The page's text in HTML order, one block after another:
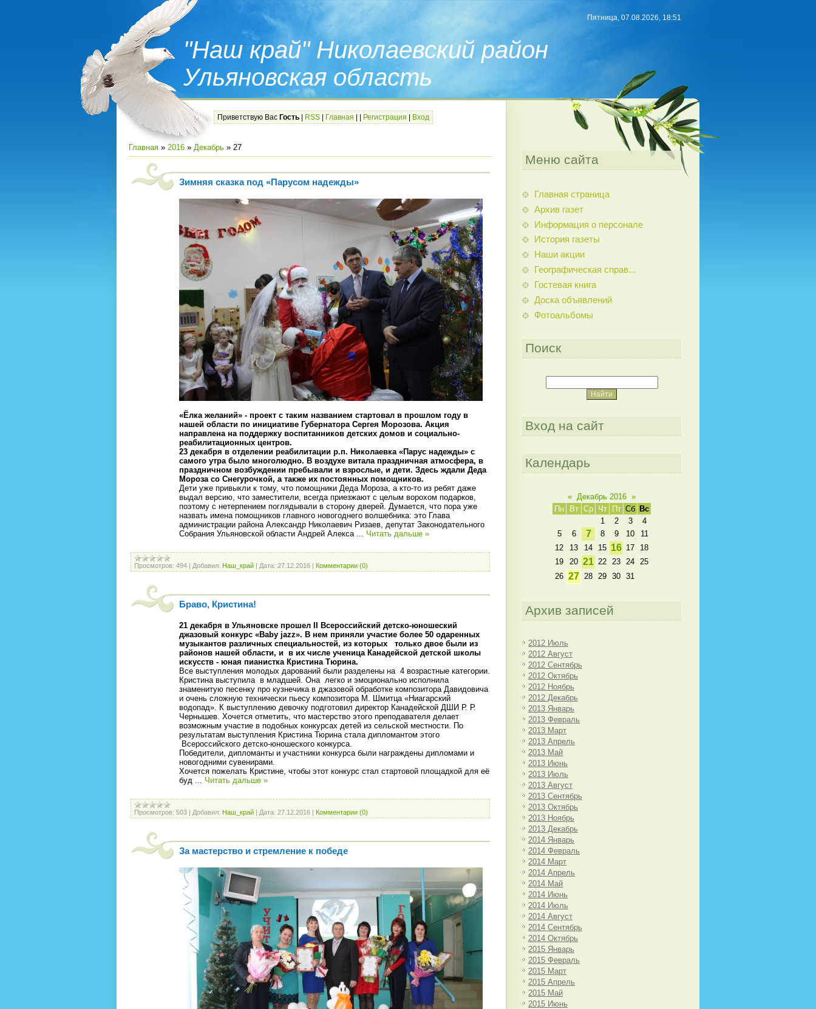
"Наш край" Николаевский район
Ульяновская область
Пятница, 07.08.2026, 18:51
Приветствую Вас Гость RSS Главная Регистрация Вход
Главная » 2016 » Декабрь » 27
Зимняя сказка под «Парусом надежды»
«Ёлка желаний» - проект с таким названием стартовал в прошлом году в
нашей области по инициативе Губернатора Сергея Морозова. Акция
направлена на поддержку воспитанников детских домов и социально-
реабилитационных центров.
23 декабря в отделении реабилитации р.п. Николаевка «Парус надежды» с
самого утра было многолюдно. В воздухе витала праздничная атмосфера, в
праздничном возбуждении пребывали и взрослые, и дети. Здесь ждали Деда
Мороза со Снегурочкой, а также их постоянных помощников.
Дети уже привыкли к тому, что помощники Деда Мороза, а кто-то из ребят даже
выдал версию, что заместители, всегда приезжают с целым ворохом подарков,
поэтому с нетерпением поглядывали в сторону дверей. Думается, что пора уже
назвать имена помощников главного новогоднего волшебника: это Глава
администрации района Александр Николаевич Ризаев, депутат Законодательного
Собрания Ульяновской области Андрей Алекса
Читать дальше »
Просмотров: 494 Добавил: Наш_край Дата: 27.12.2016 Комментарии (0)
Браво, Кристина!
21 декабря в Ульяновске прошел II Всероссийский детско-юношеский
джазовый конкурс «Baby jazz». В нем приняли участие более 50 одаренных
музыкантов различных специальностей, из которых только двое были из
районов нашей области, и в их числе ученица Канадейской детской школы
искусств - юная пианистка Кристина Тюрина.
Все выступления молодых дарований были разделены на 4 возрастные категории.
Кристина выступила в младшей. Она легко и эмоционально исполнила
знаменитую песенку про кузнечика в джазовой обработке композитора Давидовича
и очень сложную технически пьесу композитора М. Шмитца «Ниагарский
водопад». К выступлению девочку подготовил директор Канадейской ДШИ Р. Р.
Чернышев. Хочется отметить, что мастерство этого преподавателя делает
возможным участие в подобных конкурсах детей из сельской местности. По
результатам выступления Кристина Тюрина стала дипломантом этого
Всероссийского детско-юношеского конкурса.
Победители, дипломанты и участники конкурса были награждены дипломами и
новогодними сувенирами.
Хочется пожелать Кристине, чтобы этот конкурс стал стартовой площадкой для её
буд
Читать дальше »
Просмотров: 503 | Добавил: Наш_край | Дата: 27.12.2016 | Комментарии (0)
За мастерство и стремление к победе
Меню сайта
Главная страница
Архив газет
Информация о персонале
История газеты
Наши акции
Географическая справ...
Гостевая книга
Доска объявлений
Фотоальбомы
Поиск
Вход на сайт
Календарь
« Декабрь 2016 »
Пн
Вт Ср Чт Пт Сб Вс
1
2 3
4
5
6 7 8 9 10
11
12
13 14 15 16 17
18
19
20 21 22 23 24
25
26 27 28 29 30 31
Архив записей
2012 Июль
2012 Август
2012 Сентябрь
2012 Октябрь
2012 Ноябрь
2012 Декабрь
2013 Январь
2013 Февраль
2013 Март
2013 Апрель
2013 Май
2013 Июнь
2013 Июль
2013 Август
2013 Сентябрь
2013 Октябрь
2013 Ноябрь
2013 Декабрь
2014 Январь
2014 Февраль
2014 Март
2014 Апрель
2014 Май
2014 Июнь
2014 Июль
2014 Август
2014 Сентябрь
2014 Октябрь
2015 Январь
2015 Февраль
2015 Март
2015 Апрель
2015 Май
2015 Июнь